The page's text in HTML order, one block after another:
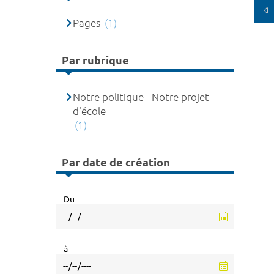
Pages (1)
Par rubrique
Notre politique - Notre projet
d'école
(1)
Par date de création
Du
à